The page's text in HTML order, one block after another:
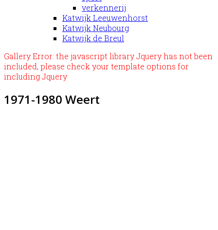
verkennerij
Katwijk Leeuwenhorst
Katwijk Neubourg
Katwijk de Breul
Gallery Error: the javascript library Jquery has not been
included, please check your template options for
including Jquery
1971-1980 Weert